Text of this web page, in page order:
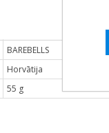
BAREBELLS
Horvātija
55 g